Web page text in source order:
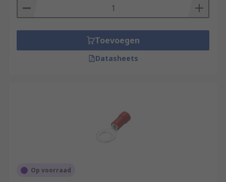
Toevoegen
Datasheets
Op voorraad